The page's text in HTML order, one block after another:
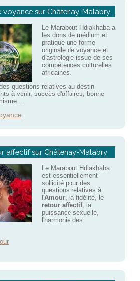
voyance sur Châtenay-Malabry
Le Marabout Hdiakhaba a
les dons de médium et
pratique une forme
originale de voyance et
d'astrologie issue de ses
compétences culturelles
africaines.
questions relatives au destin
à venir, succès d'affaires, bonne
affectif sur Châtenay-Malabry
Le Marabout Hdiakhaba
est essentiellement
sollicité pour des
questions relatives à
l'Amour, la fidélité, le
retour affectif, la
puissance sexuelle,
l'harmonie des